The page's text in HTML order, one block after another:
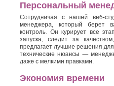
Персональный
Сотрудничая с нашей веб-
менеджера, который берет
контроль. Он курирует все
запуска, следит за
предлагает лучшие решения
технические нюансы —
даже с мелкими правками.
Экономия времени